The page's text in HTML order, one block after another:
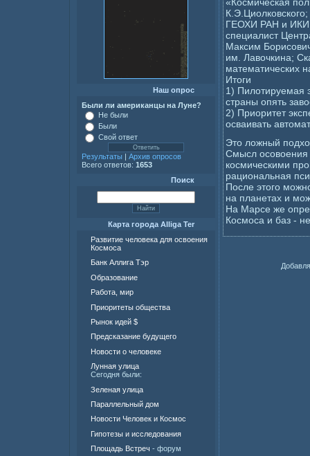
Наш опрос
Были ли американцы на Луне?
Не были
Были
Свой ответ
Результаты | Архив опросов
Всего ответов: 1653
Поиск
Карта города Alliga Ter
Развитие человека для освоения
Космоса
Банк Аллига Тэр
Образование
Работа, мир
Приоритеты общества
Рынок идей $
Предсказание будущего
Новости о человеке
Лунная улица
Сегодня были:
Зеленая улица
Параллельный дом
Новости Человек и Космос
Гипотезы и исследования
Площадь Встреч - форум
ГЕОХИ РАН и ИКИ
специалист
Максим
им. Лавочкина;
математических
Итоги
1) Пилотируемая
страны опять
2) Приоритет
осваивать
Это ложный
Смысл осовоения
космическими
рациональная
После этого
на планетах и
На Марсе же
Космоса и баз -